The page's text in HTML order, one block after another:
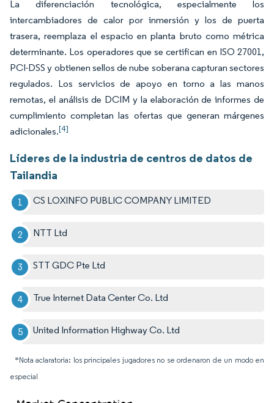
La diferenciación tecnológica, especialmente los
intercambiadores de calor por inmersión y los de puerta
trasera, reemplaza el espacio en planta bruto como métrica
determinante. Los operadores que se certifican en ISO 27001,
PCI-DSS y obtienen sellos de nube soberana capturan sectores
regulados. Los servicios de apoyo en torno a las manos
remotas, el análisis de DCIM y la elaboración de informes de
cumplimiento completan las ofertas que generan márgenes
adicionales.[4]
Líderes de la industria de centros de datos de
Tailandia
CS LOXINFO PUBLIC COMPANY LIMITED
NTT Ltd
STT GDC Pte Ltd
True Internet Data Center Co. Ltd
United Information Highway Co. Ltd
*Nota aclaratoria: los principales jugadores no se ordenaron de un modo en
especial